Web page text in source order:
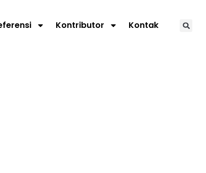
Kontributor Kontak